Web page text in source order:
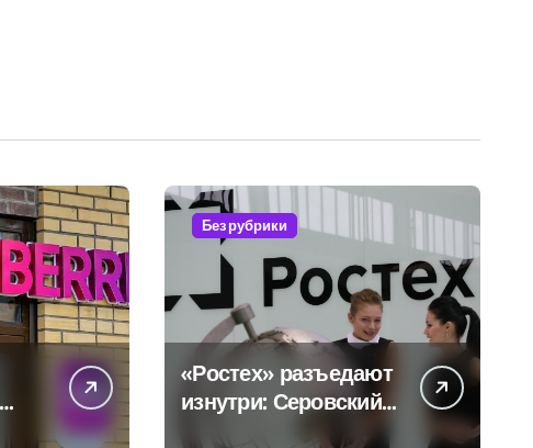
Без рубрики
«Ростех» разъедают
изнутри: Серовский